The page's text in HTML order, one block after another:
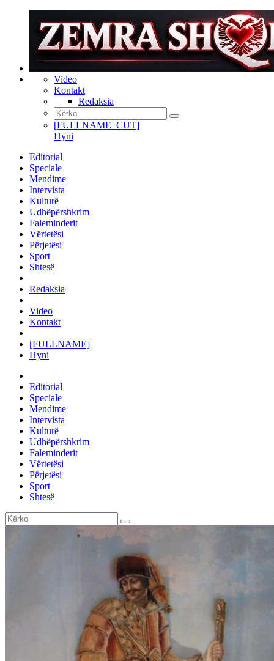
Video
Kontakt
Redaksia
[FULLNAME_CUT]
Hyni
Editorial
Speciale
Mendime
Intervista
Kulturë
Udhëpërshkrim
Faleminderit
Vërtetësi
Përjetësi
Sport
Shtesë
Redaksia
Video
Kontakt
[FULLNAME]
Hyni
Editorial
Speciale
Mendime
Intervista
Kulturë
Udhëpërshkrim
Faleminderit
Vërtetësi
Përjetësi
Sport
Shtesë